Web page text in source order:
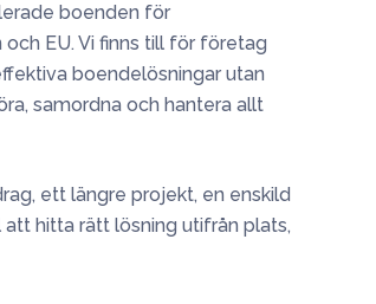
boenden för
EU. Vi finns till för företag
boendelösningar utan
samordna och hantera allt
ett längre projekt, en enskild
hitta rätt lösning utifrån plats,